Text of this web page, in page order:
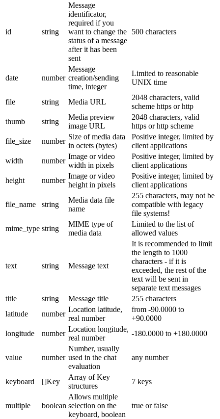
id string
Message
identificator,
required if you
want to change the
status of a message
after it has been
sent
500 characters
date number
Message
creation/sending
time, integer
Limited to reasonable
UNIX time
file string Media URL
2048 characters, valid
scheme https or http
thumb
string
Media preview
image URL
2048 characters, valid
https or http scheme
file_size
number
Size of media data
in octets (bytes)
Positive integer, limited by
client applications
width
number
Image or video
width in pixels
Positive integer, limited by
client applications
height
number
Image or video
height in pixels
Positive integer, limited by
client applications
file_name string
Media data file
name
255 characters, may not be
compatible with legacy
file systems!
mime_type string
MIME type of
media data
Limited to the list of
allowed values
text string Message text
It is recommended to limit
the length to 1000
characters - if it is
exceeded, the rest of the
text will be sent in
separate text messages
title
string Message title
255 characters
latitude
number
Location latitude,
real number
from -90.0000 to
+90.0000
longitude
number
Location longitude,
real number
-180.0000 to +180.0000
value number
Number, usually
used in the chat
evaluation
any number
keyboard []Key
Array of Key
structures
7 keys
multiple boolean
Allows multiple
selection on the
keyboard, boolean
true or false